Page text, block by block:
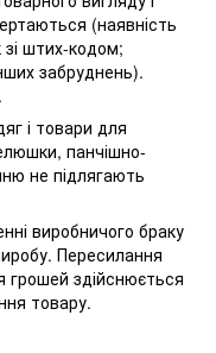
(наявність
зі штих-кодом;
забруднень).
і товари для
панчішно-
не підлягають
виробничого браку
Пересилання
здійснюється
товару.